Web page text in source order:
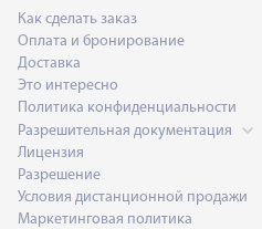
Как сделать заказ
Оплата и бронирование
Доставка
Это интересно
Политика конфиденциальности
Разрешительная документация
Лицензия
Разрешение
Условия дистанционной продажи
Маркетинговая политика